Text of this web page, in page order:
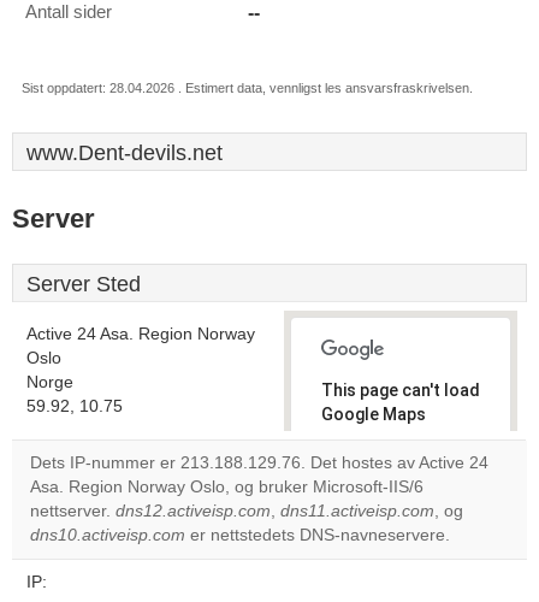
Antall sider --
Sist oppdatert: 28.04.2026 . Estimert data, vennligst les ansvarsfraskrivelsen.
www.Dent-devils.net
Server
Server Sted
Active 24 Asa. Region Norway
Oslo
Norge
59.92, 10.75
This page can't load
Google Maps
correctly.
Do you
own this
website?
OK
Dets IP-nummer er 213.188.129.76. Det hostes av Active 24
Asa. Region Norway Oslo, og bruker Microsoft-IIS/6
nettserver. dns12.activeisp.com, dns11.activeisp.com, og
dns10.activeisp.com er nettstedets DNS-navneservere.
IP: